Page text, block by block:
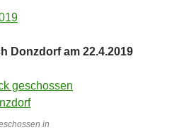
Donzdorf am 22.4.2019
in